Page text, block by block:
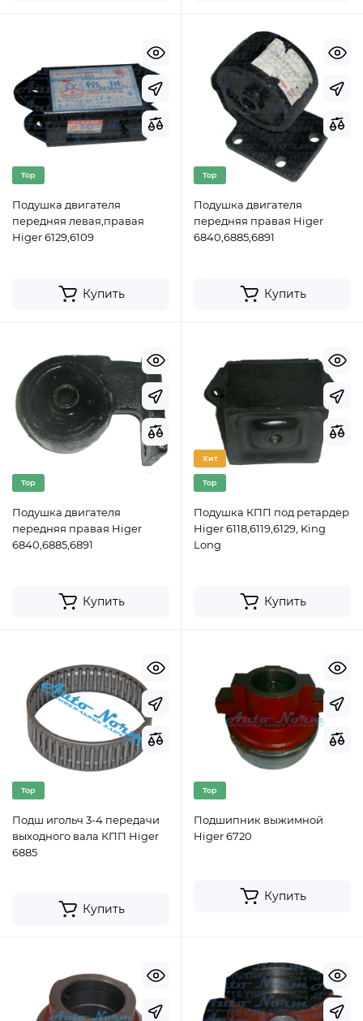
Top
Подушка двигателя
передняя левая,правая
Higer 6129,6109
Купить
Top
Подушка двигателя
передняя правая Higer
6840,6885,6891
Купить
Top
Подушка двигателя
передняя правая Higer
6840,6885,6891
Купить
Хит
Top
Подушка КПП под ретардер
Higer 6118,6119,6129, King
Long
Купить
Top
Подш игольч 3-4 передачи
выходного вала КПП Higer
6885
Купить
Top
Подшипник выжимной
Higer 6720
Купить